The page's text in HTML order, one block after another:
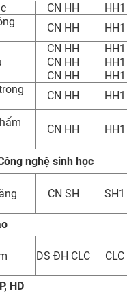
CN HH
HH1
CN HH
HH1
CN HH
HH1
CN HH
HH1
CN HH
HH1
CN HH HH1
CN HH HH1
nghệ sinh học
CN SH SH1
DS ĐH CLC CLC
HD